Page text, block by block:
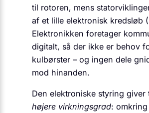
til rotoren, mens
af et lille elektronisk kredsløb
Elektronikken foretager
digitalt, så der ikke er behov
kulbørster – og ingen dele
mod hinanden.
Den elektroniske styring giver
højere virkningsgrad: